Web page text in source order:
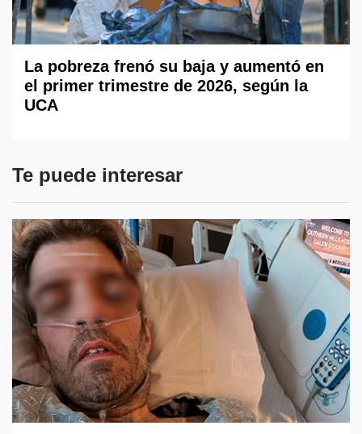
La pobreza frenó su baja y aumentó en
el primer trimestre de 2026, según la
UCA
Te puede interesar